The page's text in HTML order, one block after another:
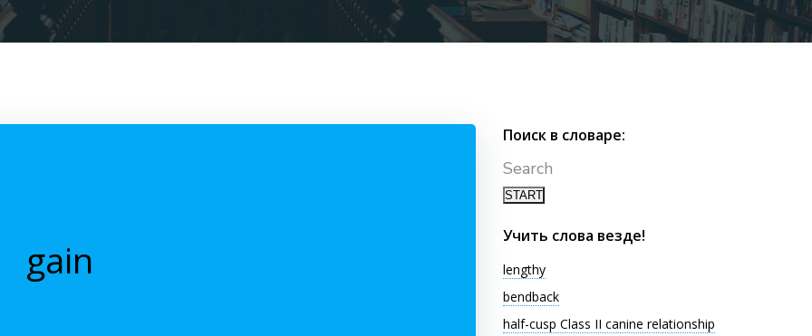
gain
Поиск в словаре:
Search
Учить слова везде!
lengthy
bendback
half-cusp Class II canine relationship